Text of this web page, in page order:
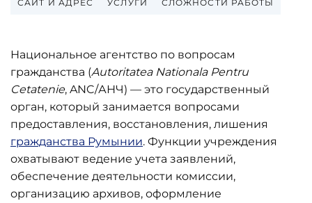
САЙТ И АДРЕС УСЛУГИ СЛОЖНОСТИ РАБОТЫ
Национальное агентство по вопросам
гражданства (Autoritatea Nationala Pentru
Cetatenie, ANC/АНЧ) — это государственный
орган, который занимается вопросами
предоставления, восстановления, лишения
гражданства Румынии. Функции учреждения
охватывают ведение учета заявлений,
обеспечение деятельности комиссии,
организацию архивов, оформление